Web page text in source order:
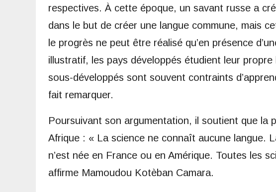
respectives. À cette époque, un savant russe a
dans le but de créer une langue commune, mais
le progrès ne peut être réalisé qu’en présence
illustratif, les pays développés étudient leur
sous-développés sont souvent contraints
fait remarquer.
Poursuivant son argumentation, il soutient que la
Afrique : « La science ne connaît aucune langue.
n’est née en France ou en Amérique. Toutes les
affirme Mamoudou Kotèban Camara.